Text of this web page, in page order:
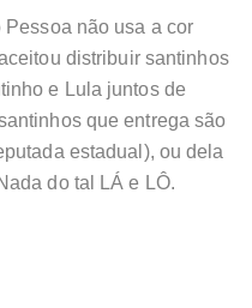
Pessoa não usa a cor
distribuir santinhos
e Lula juntos de
que entrega são
estadual), ou dela
do tal LÁ e LÔ.